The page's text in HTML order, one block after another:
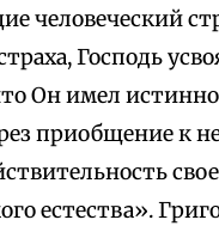
человеческий
Господь
Он имел
приобщение к
естества».